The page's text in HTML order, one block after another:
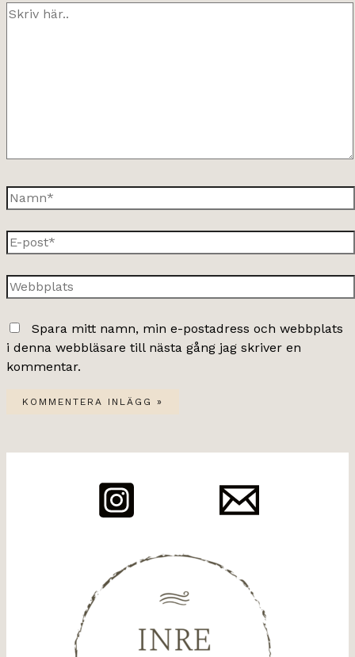
Skriv
Namn*
E-
post*
Webbplats
Spara mitt namn, min e-postadress och webbplats
i denna webbläsare till nästa gång jag skriver en
kommentar.